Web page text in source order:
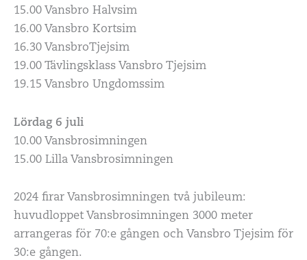
15.00 Vansbro Halvsim
16.00 Vansbro Kortsim
16.30 VansbroTjejsim
19.00 Tävlingsklass Vansbro Tjejsim
19.15 Vansbro Ungdomssim
Lördag 6 juli
10.00 Vansbrosimningen
15.00 Lilla Vansbrosimningen
2024 firar Vansbrosimningen två jubileum:
huvudloppet Vansbrosimningen 3000 meter
arrangeras för 70:e gången och Vansbro Tjejsim för
30:e gången.